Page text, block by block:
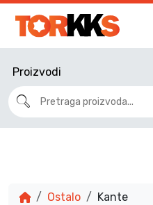
Proizvodi
Ostalo Kante